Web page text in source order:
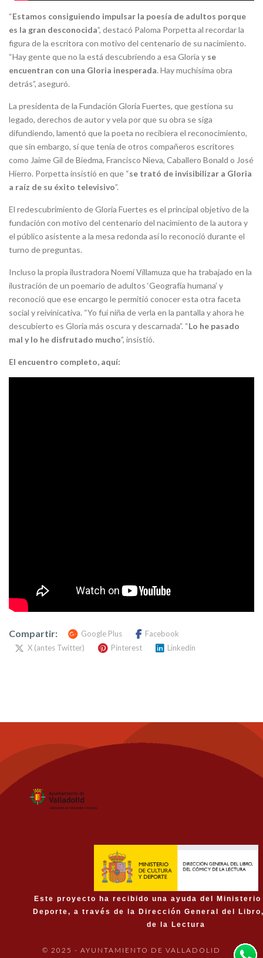
“Estamos consiguiendo impulsar la poesía de adultos porque
es la gran desconocida”, destacó Paloma Porpetta al recordar la
figura de la escritora con motivo del centenario de su nacimiento.
“Hay gente que no la está descubriendo a esa Gloria y se
encuentran con una Gloria inesperada. Hay muchísima obra
detrás”, aseguró.
La presidenta de la Fundación Gloria Fuertes, que gestiona su
legado, derechos de autor y vela por que su obra se siga
difundiendo, lamentó que la poeta no recibiera el reconocimiento,
que sin embargo, sí que tenía de otros compañeros escritores
como Jaime Gil de Biedma, Francisco Nieva, Caballero Bonald o José
Hierro. Porpetta insistió en que “se trató de invisibilizar a Gloria
a raíz de su éxito televisivo”.
El redescubrimiento de Gloria Fuertes es el principal objetivo de la
fundación con motivo del centenario del nacimiento de la autora y
el público asistente a la mesa redonda así lo reconoció durante el
turno de preguntas.
Incluso la propia ilustradora Noemí Villamuza que ha trabajado en la
ilustración de un poemario de adultos ‘Geografía humana’ y
reconoció que ese encargo le permitió conocer esta otra faceta
social y reivinicativa. “Yo fui niña de verla en la pantalla y ahora he
descubierto es Gloria más oscura y descarnada”. “Lo he pasado
mal y lo he disfrutado mucho”, insistió.
El encuentro completo, aquí:
Compartir: Google Plus
Facebook
X (antes Twitter)
Pinterest Linkedin
Este proyecto ha recibido una ayuda del
Deporte, a través de la Dirección General del
de la Lectura
© 2025 - AYUNTAMIENTO DE VALLADOLID